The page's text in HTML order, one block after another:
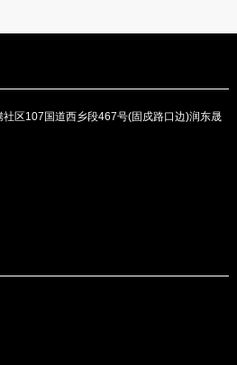
区107国道西乡段467号(固戍路口边)润东晟